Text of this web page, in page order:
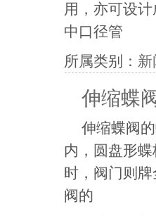
用，亦可设
中口径管
所属类别：
伸缩蝶
伸缩蝶阀
内，圆盘形蝶
时，阀门则
阀的